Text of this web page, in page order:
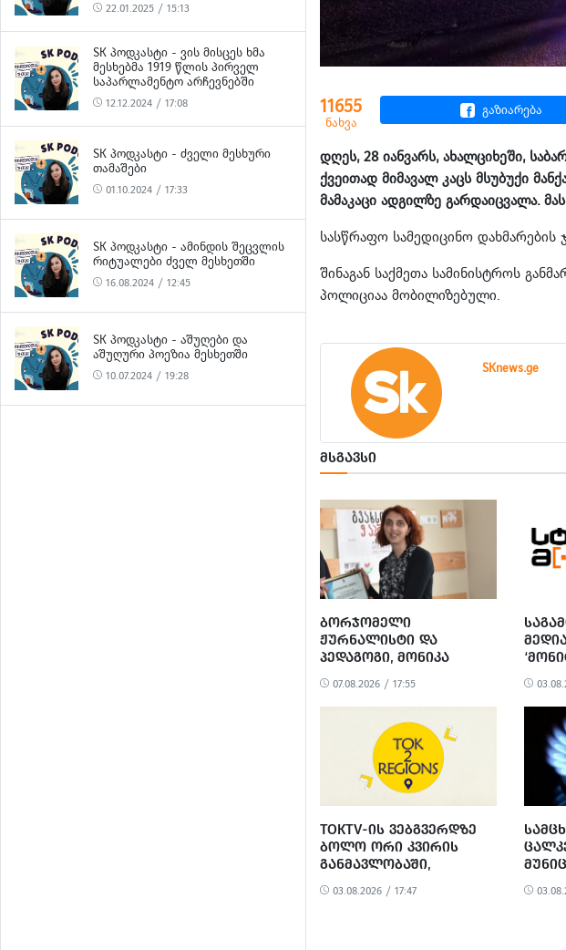
22.01.2025 / 15:13
SK ᲞᲝᲓᲙᲐᲡᲢᲘ - ᲕᲘᲡ ᲛᲘᲡᲪᲔᲡ ᲮᲛᲐ
ᲛᲔᲡᲮᲔᲑᲛᲐ 1919 ᲬᲚᲘᲡ ᲞᲘᲠᲕᲔᲚ
ᲡᲐᲞᲐᲠᲚᲐᲛᲔᲜᲢᲝ ᲐᲠᲩᲔᲕᲜᲔᲑᲨᲘ
12.12.2024 / 17:08
SK ᲞᲝᲓᲙᲐᲡᲢᲘ - ᲫᲕᲔᲚᲘ ᲛᲔᲡᲮᲣᲠᲘ
ᲗᲐᲛᲐᲨᲔᲑᲘ
01.10.2024 / 17:33
SK ᲞᲝᲓᲙᲐᲡᲢᲘ - ᲐᲛᲘᲜᲓᲘᲡ ᲨᲔᲪᲕᲚᲘᲡ
ᲠᲘᲢᲣᲐᲚᲔᲑᲘ ᲫᲕᲔᲚ ᲛᲔᲡᲮᲔᲗᲨᲘ
16.08.2024 / 12:45
SK ᲞᲝᲓᲙᲐᲡᲢᲘ - ᲐᲨᲣᲦᲔᲑᲘ ᲓᲐ
ᲐᲨᲣᲦᲣᲠᲘ ᲞᲝᲔᲖᲘᲐ ᲛᲔᲡᲮᲔᲗᲨᲘ
10.07.2024 / 19:28
11655
ნახვა
გაზიარება
დღეს, 28 იანვარს, ახალციხეში,
ქვეითად მიმავალ კაცს მსუბუქი
მამაკაცი ადგილზე გარდაიცვალა.
სასწრაფო სამედიცინო დახმარების
შინაგან საქმეთა სამინისტროს
პოლიციაა მობილიზებული.
SKnews.ge
ᲛᲡᲒᲐᲕᲡᲘ
ᲑᲝᲠᲯᲝᲛᲔᲚᲘ
ᲟᲣᲠᲜᲐᲚᲘᲡᲢᲘ ᲓᲐ
ᲞᲔᲓᲐᲒᲝᲒᲘ, ᲛᲝᲜᲘᲙᲐ
ᲭᲐᲜᲢᲣᲠᲘᲐ
ᲒᲐᲠᲓᲐᲘᲪᲕᲐᲚᲐ
07.08.2026 / 17:55
TOKTV-ᲘᲡ ᲕᲔᲑᲒᲕᲔᲠᲓᲖᲔ
ᲑᲝᲚᲝ ᲝᲠᲘ ᲙᲕᲘᲠᲘᲡ
ᲒᲐᲜᲛᲐᲕᲚᲝᲑᲐᲨᲘ,
ᲙᲘᲑᲔᲠᲨᲔᲢᲔᲕᲐ ᲝᲠᲯᲔᲠ
ᲒᲐᲜᲮᲝᲠᲪᲘᲔᲚᲓᲐ
03.08.2026 / 17:47
ᲓᲦᲘᲗ